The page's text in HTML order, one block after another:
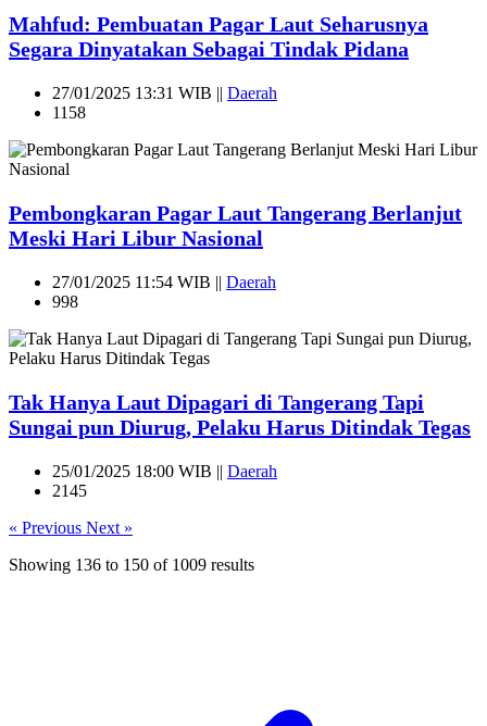
Mahfud: Pembuatan Pagar Laut Seharusnya
Segara Dinyatakan Sebagai Tindak Pidana
27/01/2025 13:31 WIB || Daerah
1158
Pembongkaran Pagar Laut Tangerang Berlanjut
Meski Hari Libur Nasional
27/01/2025 11:54 WIB || Daerah
998
Tak Hanya Laut Dipagari di Tangerang Tapi
Sungai pun Diurug, Pelaku Harus Ditindak Tegas
25/01/2025 18:00 WIB || Daerah
2145
« Previous Next »
Showing 136 to 150 of 1009 results